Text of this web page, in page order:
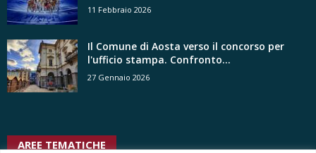
11 Febbraio 2026
Il Comune di Aosta verso il concorso per
l'ufficio stampa. Confronto...
27 Gennaio 2026
AREE TEMATICHE